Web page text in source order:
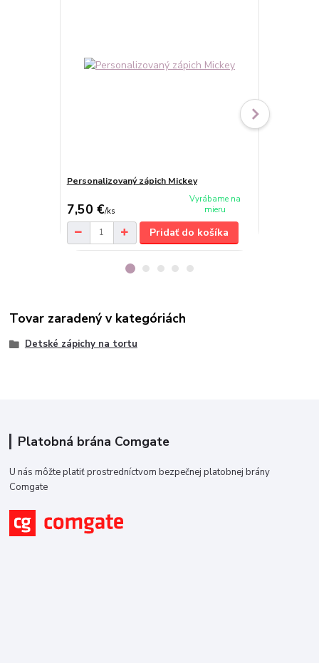
Personalizovaný zápich Mickey
7,50 €/ks
Vyrábame na
mieru
Pridať do košíka
Tovar zaradený v kategóriách
Detské zápichy na tortu
Platobná brána Comgate
U nás môžte platiť prostredníctvom bezpečnej platobnej brány
Comgate